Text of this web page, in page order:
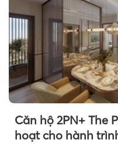
Theo
Căn hộ 2PN+ The
hoạt cho hành